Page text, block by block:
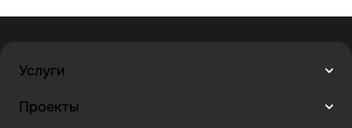
Услуги
Проекты